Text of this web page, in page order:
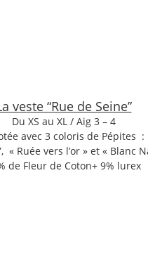
veste “Rue de Seine”
Du XS au XL / Aig 3 – 4
avec 3 coloris de Pépites :
« Ruée vers l’or » et « Blanc
de Fleur de Coton+ 9% lurex